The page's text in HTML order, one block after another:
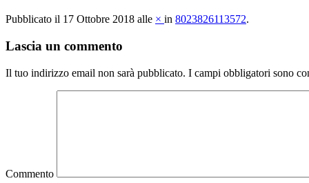
Pubblicato il 17 Ottobre 2018 alle × in 8023826113572.
Lascia un commento
Il tuo indirizzo email non sarà pubblicato. I campi obbligatori sono
Commento